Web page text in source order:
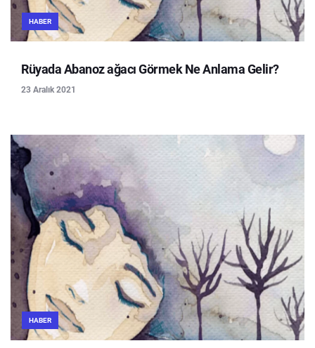
HABER
Rüyada Abanoz ağacı Görmek Ne Anlama Gelir?
23 Aralık 2021
HABER